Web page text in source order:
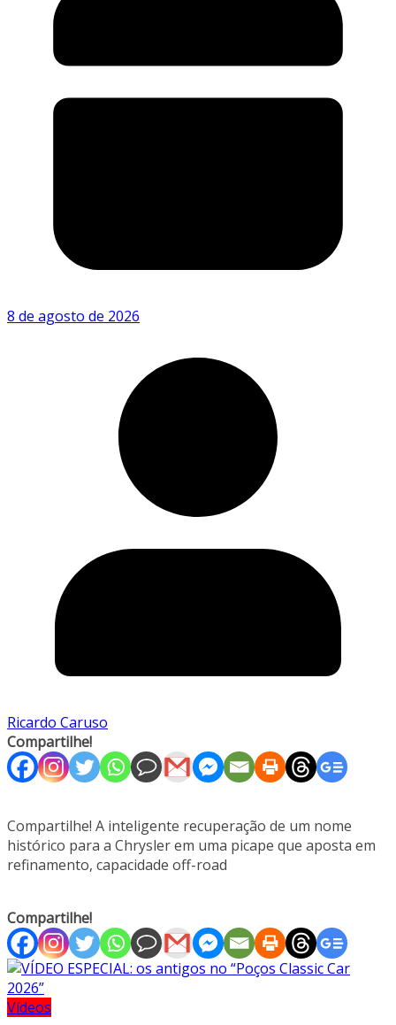
8 de agosto de 2026
Ricardo Caruso
Compartilhe!
Compartilhe! A inteligente recuperação de um nome
histórico para a Chrysler em uma picape que aposta em
refinamento, capacidade off-road
Compartilhe!
Vídeos